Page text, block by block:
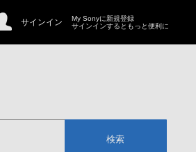
サインイン
My Sonyに新規登録
サインインするともっと便利に
検索